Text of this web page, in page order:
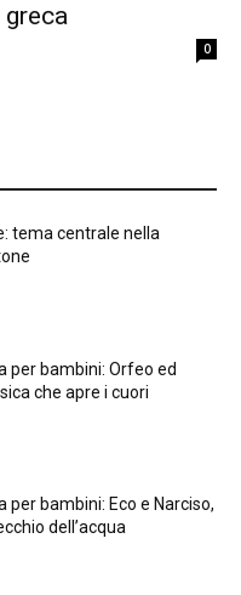
0
tema centrale nella
per bambini: Orfeo ed
che apre i cuori
per bambini: Eco e Narciso,
dell’acqua